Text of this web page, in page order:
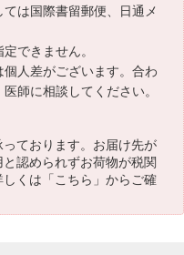
は国際書留郵便、日通メ
できません。
人差がございます。合わ
師に相談してください。
ております。お届け先が
認められずお荷物が税関
くは「こちら 」からご確